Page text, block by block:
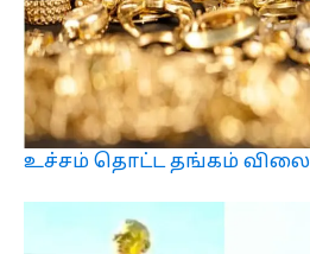
உச்சம் தொட்ட தங்கம் விலை